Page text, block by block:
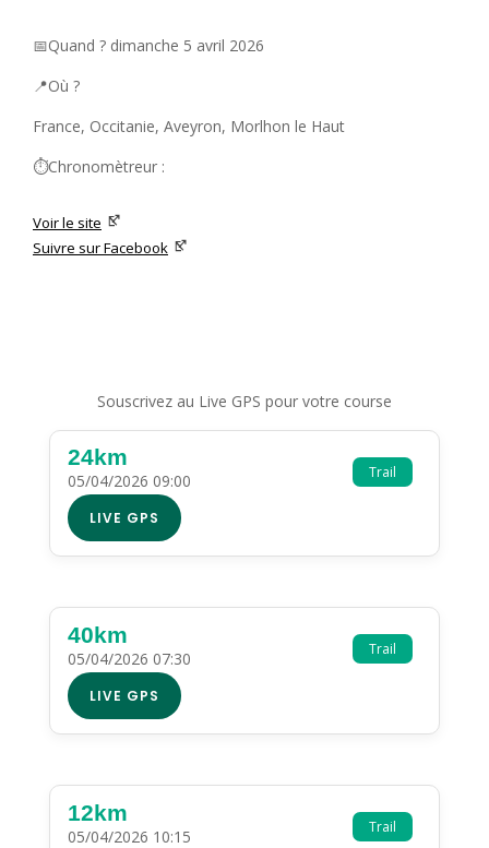
📅Quand ? dimanche 5 avril 2026
📍Où ?
France, Occitanie, Aveyron, Morlhon le Haut
⏱️Chronomètreur :
Voir le site
Suivre sur Facebook
Souscrivez au Live GPS pour votre course
Trail
24km
05/04/2026 09:00
LIVE GPS
Trail
40km
05/04/2026 07:30
LIVE GPS
Trail
12km
05/04/2026 10:15